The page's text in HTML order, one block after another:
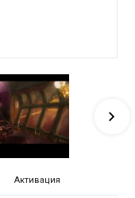
Активация